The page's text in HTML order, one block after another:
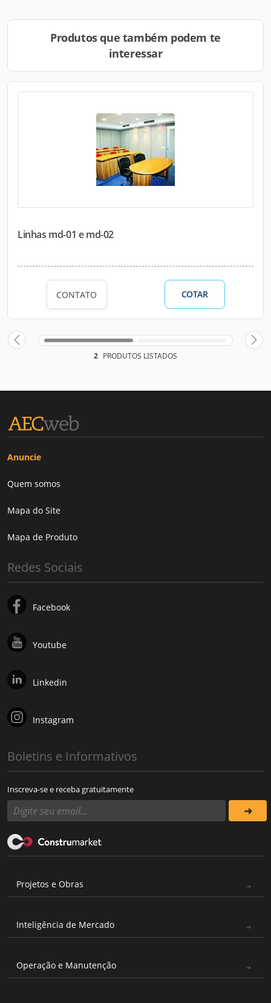
Produtos que também podem te
interessar
Linhas md-01 e md-02
CONTATO COTAR
2 PRODUTOS LISTADOS
Anuncie
Quem somos
Mapa do Site
Mapa de Produto
Redes Sociais
Facebook
Youtube
Linkedin
Instagram
Boletins e Informativos
Inscreva-se e receba gratuitamente
Projetos e Obras
Inteligência de Mercado
Operação e Manutenção